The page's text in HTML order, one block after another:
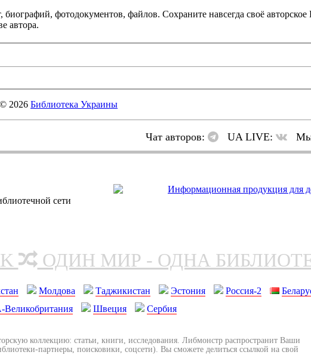
фотодокументов, файлов. Сохраните навсегда своё авторское
автора.
© 2026 Библиотека Украины
Чат авторов: UA LIVE: Мы
сети
ОДИН МИР - ОДНА
Молдова Таджикистан Эстония Россия-2
Швеция Сербия
коллекцию: статьи, книги, исследования. Либмонстр распространит Ваши
партнеры, поисковики, соцсети). Вы сможете делиться ссылкой на свой